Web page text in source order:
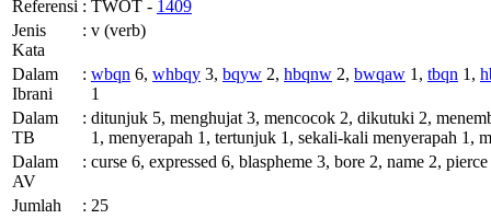
Referensi : TWOT - 1409
Jenis
Kata
: v (verb)
Dalam
Ibrani
: wbqn 6, whbqy 3, bqyw 2, hbqnw 2, bwqaw 1, tbqn 1,
1
Dalam
TB
: ditunjuk 5, menghujat 3, mencocok 2, dikutuki 2,
1, menyerapah 1, tertunjuk 1, sekali-kali menyerapah 1,
Dalam
AV
: curse 6, expressed 6, blaspheme 3, bore 2, name 2,
Jumlah : 25